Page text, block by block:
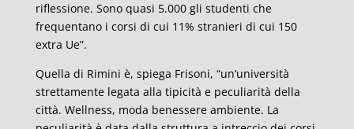
riflessione. Sono quasi 5.000 gli studenti che
frequentano i corsi di cui 11% stranieri di cui 150
extra Ue”.
Quella di Rimini è, spiega Frisoni, “un’università
strettamente legata alla tipicità e peculiarità della
città. Wellness, moda benessere ambiente. La